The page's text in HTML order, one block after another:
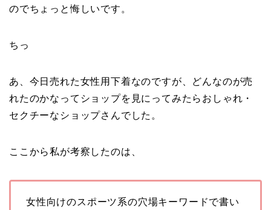
のでちょっと悔しいです。
ちっ
あ、今日売れた女性用下着なのですが、どんなのが売
れたのかなってショップを見にってみたらおしゃれ・
セクチーなショップさんでした。
ここから私が考察したのは、
女性向けのスポーツ系の穴場キーワードで書い